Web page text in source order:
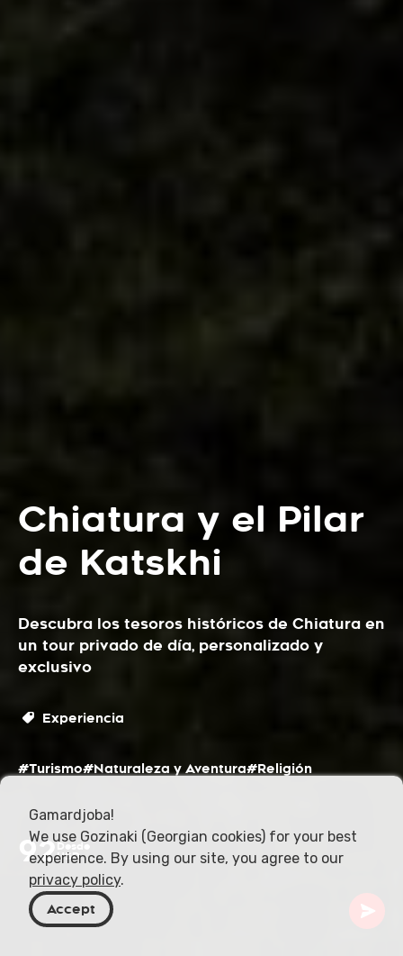
Chiatura y el Pilar
de Katskhi
Descubra los tesoros históricos de Chiatura en
un tour privado de día, personalizado y
exclusivo
Experiencia
#Turismo#Naturaleza y Aventura#Religión
92Desde
USD
Gamardjoba!
We use Gozinaki (Georgian cookies) for your best
experience. By using our site, you agree to our
privacy policy.
Accept